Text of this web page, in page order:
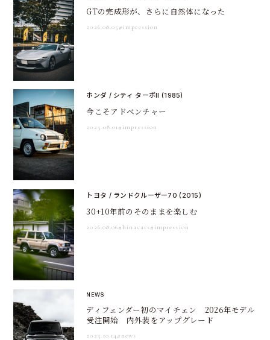
GTの完成形が、さらに自然体になった
2026.08.05 #impression
ホンダ / シティ ターボII (1985)
今こそアドベンチャー
2025.08.01 #impression
トヨタ / ランドクルーザー70 (2015)
30+10年前のそのままを楽しむ
2026.08.06#hinacars#impression
NEWS
ディフェンダー初のマイチェン 2026年モデル
受注開始 内外装をアップグレード
2025.10.14 #news